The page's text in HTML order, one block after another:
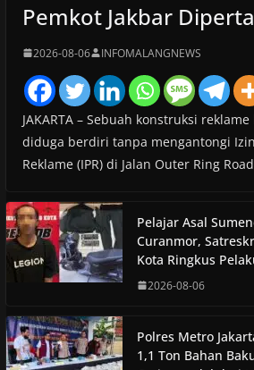
Pemkot Jakbar
2026-08-06 INFOMALANGNEWS
JAKARTA – Sebuah konstruksi
diduga berdiri tanpa mengantongi
Reklame (IPR) di Jalan Outer Ring
Pelajar Asal
Curanmor,
Kota Ringkus
2026-08-06
Polres Metro
1,1 Ton Bahan